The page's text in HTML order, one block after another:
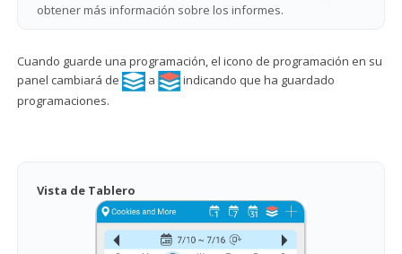
obtener más información sobre los informes.
Cuando guarde una programación, el icono de programación en su
panel cambiará de
a
indicando que ha guardado
programaciones.
Vista de Tablero